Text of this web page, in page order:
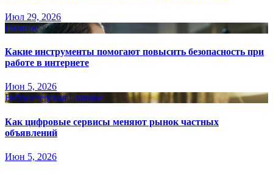
Июл 29, 2026
Главное
Какие инструменты помогают повысить безопасность при
работе в интернете
Июн 5, 2026
Вебмастерская Главное
Как цифровые сервисы меняют рынок частных
объявлений
Июн 5, 2026